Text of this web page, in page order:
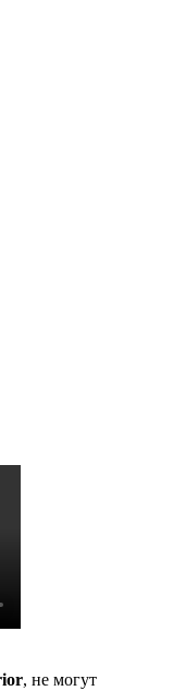
, не могут